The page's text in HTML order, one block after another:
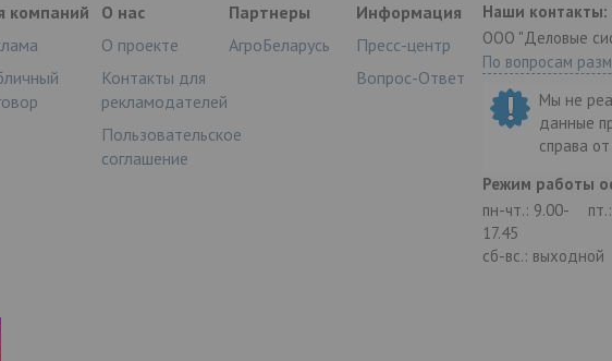
компаний
О нас
О проекте
Контакты для
рекламодателей
Пользовательское
соглашение
Партнеры
АгроБеларусь
Информация
Пресс-центр
Вопрос-Ответ
Наши контакты:
ООО "Деловые
По вопросам
Мы не
данные
справа
Режим работы
пн-чт.: 9.00-
17.45
сб-вс.: выходной